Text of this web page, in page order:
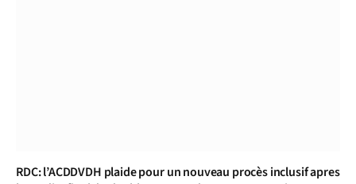
RDC: l’ACDDVDH plaide pour un nouveau procès inclusif apres